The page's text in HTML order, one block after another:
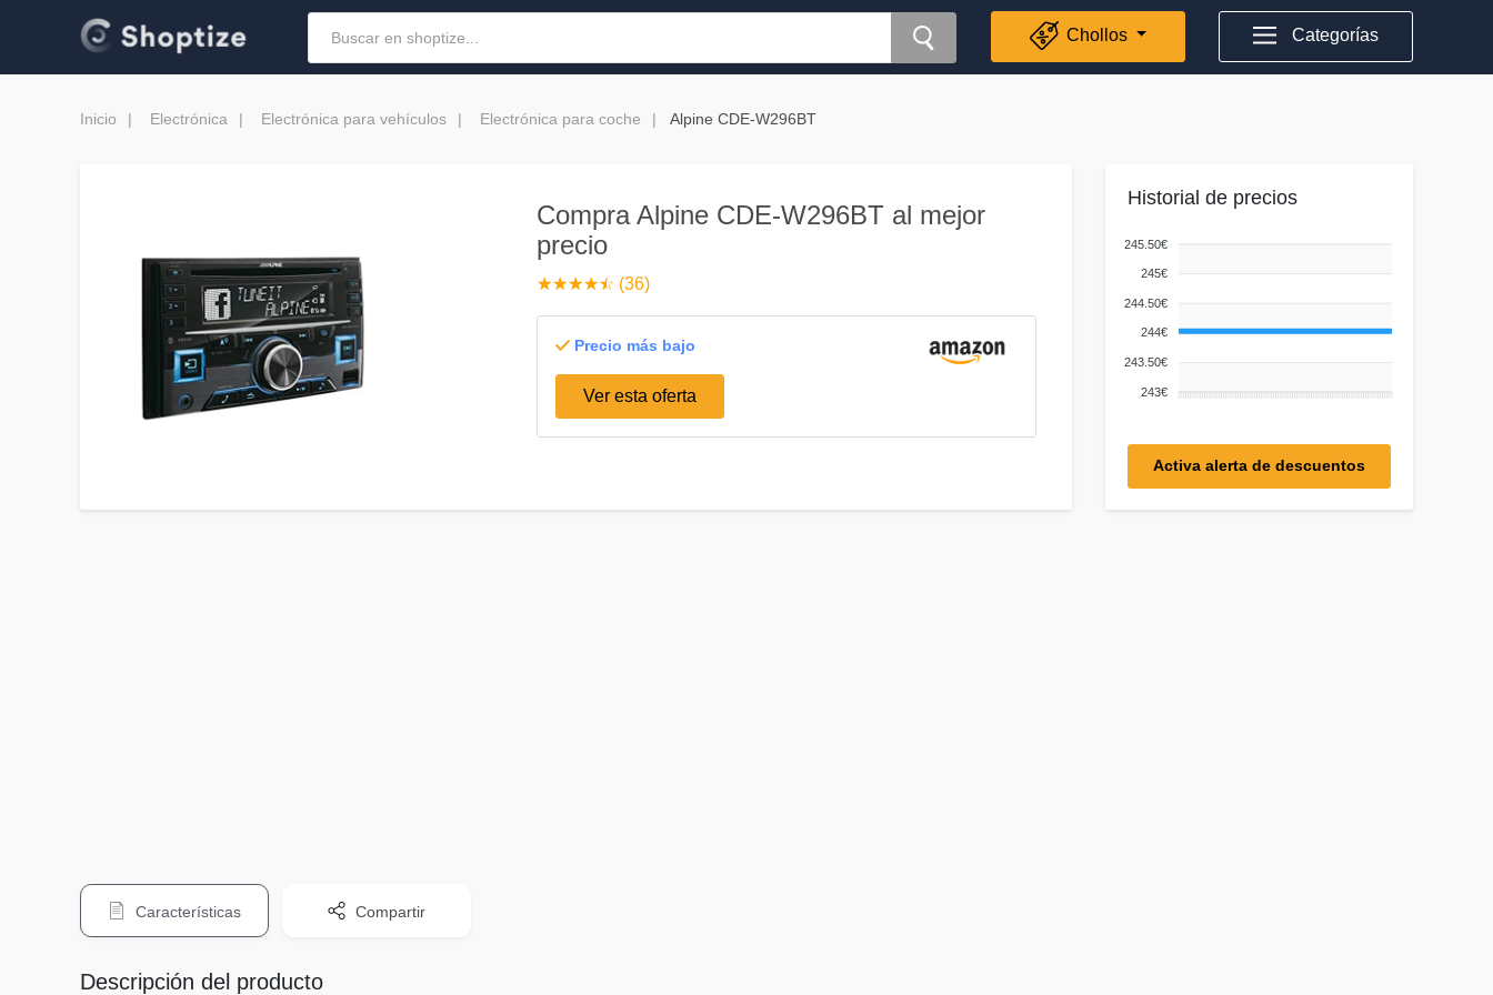
Chollos Categorías
Inicio Electrónica Electrónica para vehículos Electrónica para coche Alpine CDE-W296BT
Compra Alpine CDE-W296BT al mejor
precio
☆☆☆☆☆
★★★★★ (36)
Precio más bajo
Ver esta oferta
Historial de precios
245.50€
245€
244.50€
244€
243.50€
243€
Activa alerta de descuentos
Características Compartir
Descripción del producto